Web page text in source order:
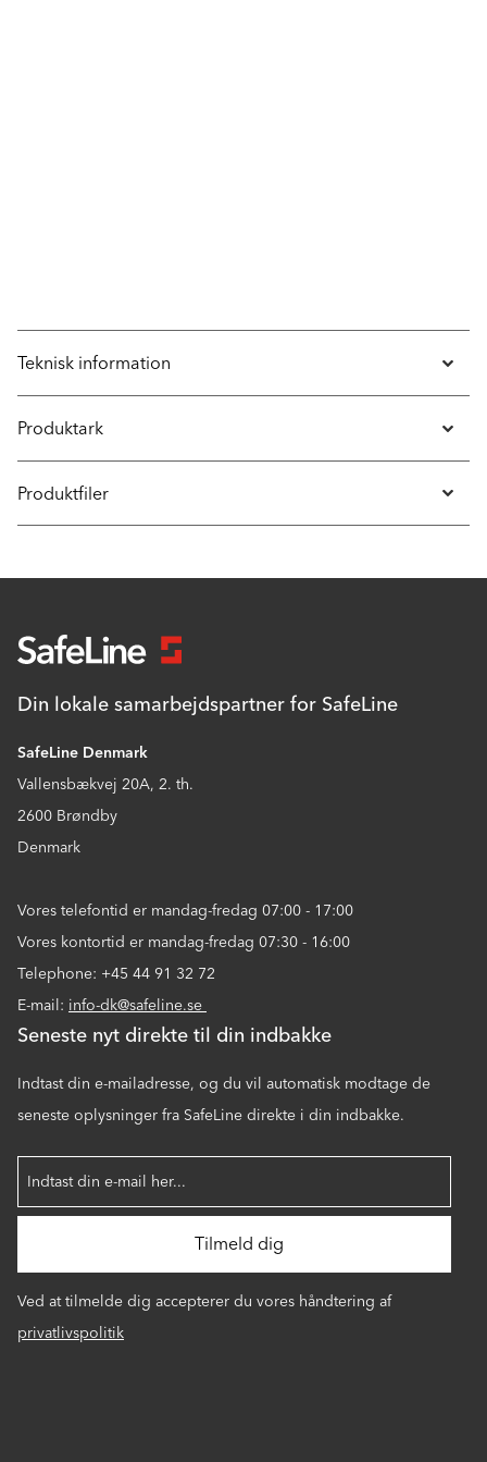
Teknisk information
Produktark
Produktfiler
Din lokale samarbejdspartner for SafeLine
SafeLine Denmark
Vallensbækvej 20A, 2. th.
2600 Brøndby
Denmark
Vores telefontid er mandag-fredag 07:00 - 17:00
Vores kontortid er mandag-fredag 07:30 - 16:00
Telephone: +45 44 91 32 72
E-mail: info-dk@safeline.se
Seneste nyt direkte til din indbakke
Indtast din e-mailadresse, og du vil automatisk modtage de
seneste oplysninger fra SafeLine direkte i din indbakke.
Ved at tilmelde dig accepterer du vores håndtering af
privatlivspolitik